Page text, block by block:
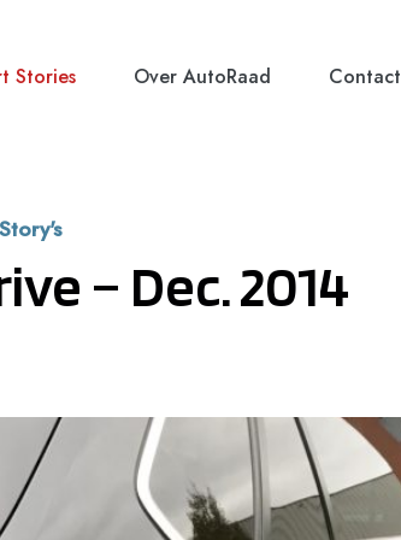
Stories Over AutoRaad Contact
– Dec. 2014